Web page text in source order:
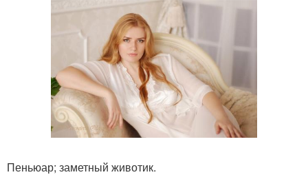
Пеньюар; заметный животик.